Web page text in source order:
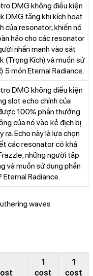
DMG không điều kiện
DMG tăng khi kích hoạt
của resonator, khiến nó
hảo cho các resonator
nhấn mạnh vào sát
Kích) và muốn sử
món Eternal Radiance.
DMG không điều kiện
slot echo chính của
100% phần thưởng
của nó vào kẻ địch bị
Echo này là lựa chọn
các resonator có khả
những người tập
và muốn sử dụng phần
Radiance.
1
cost
1
cost